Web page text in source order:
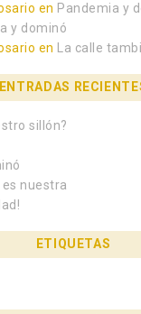
en Pandemia y
y dominó
en La calle
ENTRADAS
sillón?
es nuestra
ETIQUETAS